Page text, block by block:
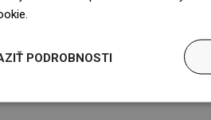
PODROBNOSTI